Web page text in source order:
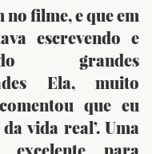
no filme, e que em
escrevendo e
grandes
Ela, muito
que eu
vida real’. Uma
excelente para